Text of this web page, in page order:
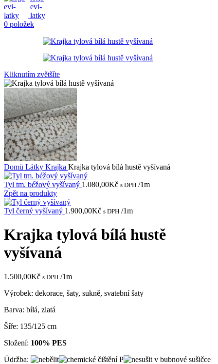
0 položek
Kliknutím zvětšíte
Domů Látky Krajka Krajka tylová bílá hustě vyšívaná
Tyl tm. béžový vyšívaný 1.080,00Kč s DPH /1m
Zpět na produkty
Tyl černý vyšívaný 1.900,00Kč s DPH /1m
Krajka tylová bílá hustě
vyšívaná
1.500,00Kč s DPH /1m
Výrobek: dekorace, šaty, sukně, svatební šaty
Barva: bílá, zlatá
Šíře: 135/125 cm
Složení: 100% PES
Údržba: